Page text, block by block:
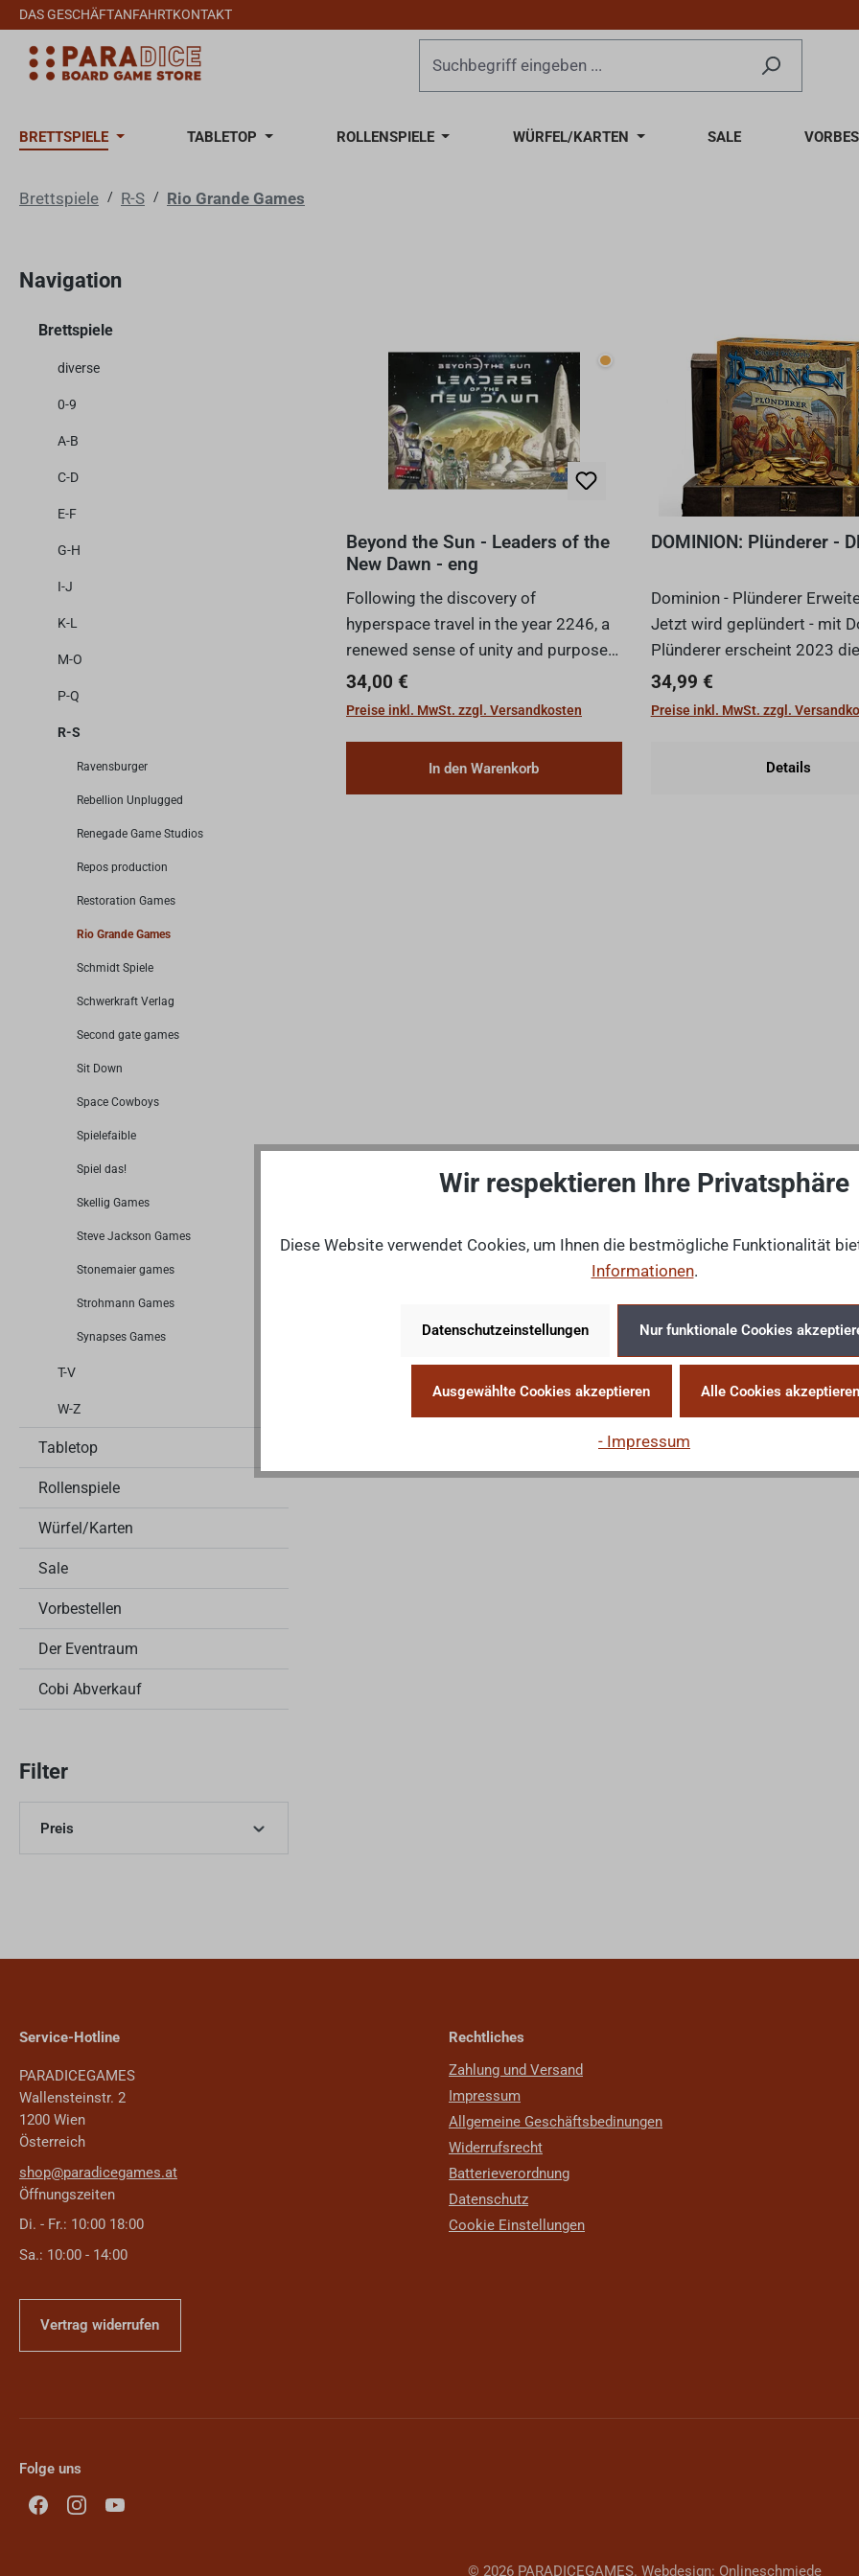
Hauptinhalt springen
Zur Suche springen
Zur Hauptnavigation springen
DAS GESCHÄFTANFAHRTKONTAKT
BRETTSPIELE TABLETOP ROLLENSPIELE WÜRFEL/KARTEN SALE
Brettspiele / R-S / Rio Grande Games
Navigation
Brettspiele
diverse
0-9
A-B
C-D
E-F
G-H
I-J
K-L
M-O
P-Q
R-S
Ravensburger
Rebellion Unplugged
Renegade Game Studios
Repos production
Restoration Games
Rio Grande Games
Schmidt Spiele
Schwerkraft Verlag
Second gate games
Sit Down
Space Cowboys
Spielefaible
Spiel das!
Skellig Games
Steve Jackson Games
Stonemaier games
Strohmann Games
Synapses Games
T-V
W-Z
Tabletop
Rollenspiele
Würfel/Karten
Sale
Vorbestellen
Der Eventraum
Cobi Abverkauf
Filter
Preis
Wenige verfügbar
Beyond the Sun - Leaders of the
New Dawn - eng
Following the discovery of
hyperspace travel in the year 2246, a
renewed sense of unity and purpose
ripples across the whole solar
system. The factions in power need
Regulärer Preis:
34,00 €
Preise inkl. MwSt. zzgl. Versandkosten
In den Warenkorb
DOMINION: Plünderer -
Dominion - Plünderer
Jetzt wird geplündert - mit
Plünderer erscheint 2023
Erweiterung zum Spiel des
2009. Mit ihr kommen 500
Regulärer Preis:
34,99 €
Preise inkl. MwSt. zzgl.
Details
Service-Hotline
PARADICEGAMES
Wallensteinstr. 2
1200 Wien
Österreich
shop@paradicegames.at
Öffnungszeiten
Di. - Fr.: 10:00 18:00
Sa.: 10:00 - 14:00
Vertrag widerrufen
Rechtliches
Zahlung und Versand
Impressum
Allgemeine Geschäftsbedinungen
Widerrufsrecht
Batterieverordnung
Datenschutz
Cookie Einstellungen
Folge uns
© 2026 PARADICEGAMES. Webdesign: Onlineschmiede
Wir respektieren Ihre Privatsphäre
Diese Website verwendet Cookies, um Ihnen die bestmögliche Funktionalität
Informationen.
Datenschutzeinstellungen Nur funktionale Cookies
Ausgewählte Cookies akzeptieren Alle Cookies akzeptieren
- Impressum